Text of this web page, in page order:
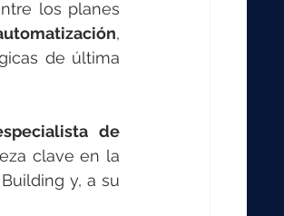
los planes
,
de última
de
clave en la
y, a su